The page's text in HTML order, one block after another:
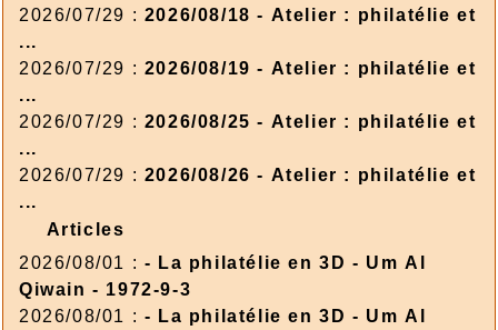
2026/07/29 : 2026/08/18 - Atelier : philatélie et
...
2026/07/29 : 2026/08/19 - Atelier : philatélie et
...
2026/07/29 : 2026/08/25 - Atelier : philatélie et
...
2026/07/29 : 2026/08/26 - Atelier : philatélie et
...
Articles
2026/08/01 : - La philatélie en 3D - Um Al
Qiwain - 1972-9-3
2026/08/01 : - La philatélie en 3D - Um Al